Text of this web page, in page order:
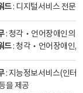
드: 디지털서비스 전문
: 청각‧언어장애인의
드: 청각‧언어장애인,
: 지능정보서비스(인터
을 제공